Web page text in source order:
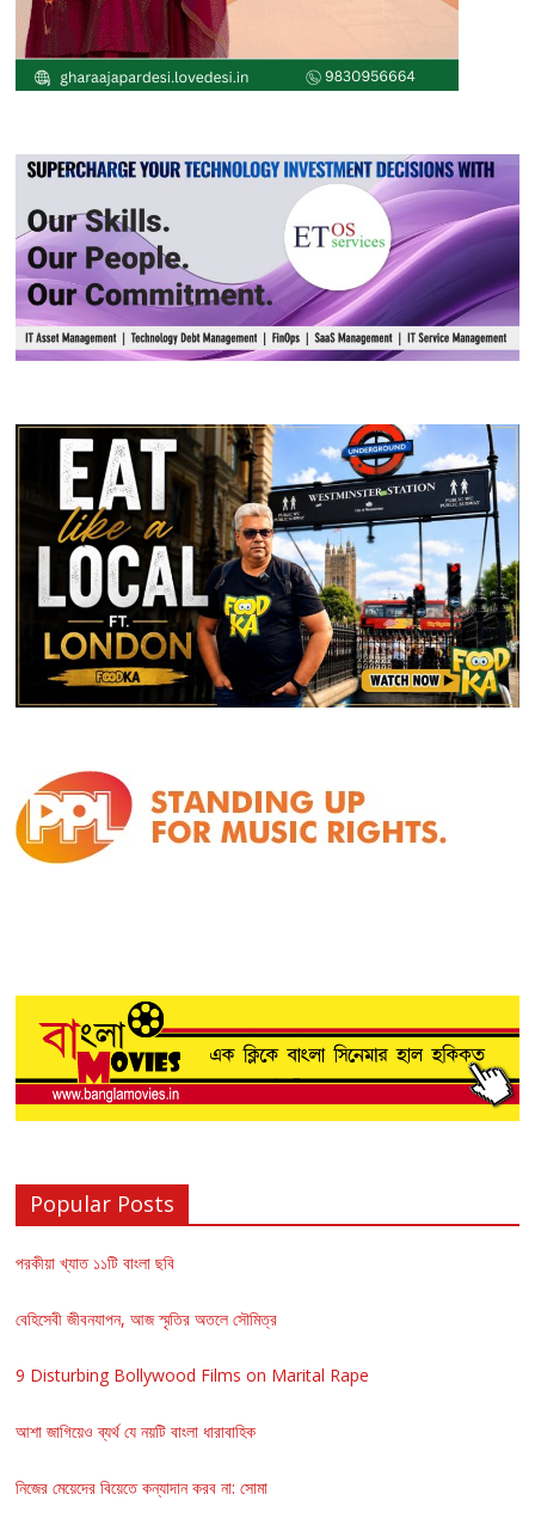
Popular Posts
পরকীয়া খ্যাত ১১টি বাংলা ছবি
বেহিসেবী জীবনযাপন, আজ স্মৃতির অতলে সৌমিত্র
9 Disturbing Bollywood Films on Marital Rape
আশা জাগিয়েও ব্যর্থ যে নয়টি বাংলা ধারাবাহিক
নিজের মেয়েদের বিয়েতে কন্যাদান করব না: সোমা